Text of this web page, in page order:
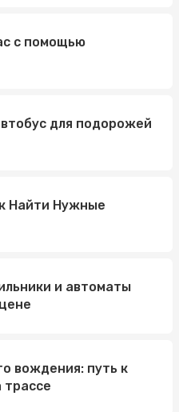
с помощью
для подорожей
Найти Нужные
и автоматы
вождения: путь к